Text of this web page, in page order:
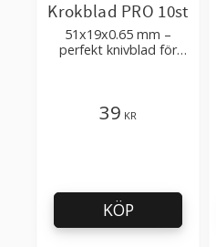
Krokblad PRO 10st
51x19x0.65 mm –
perfekt knivblad för
39 KR
KÖP